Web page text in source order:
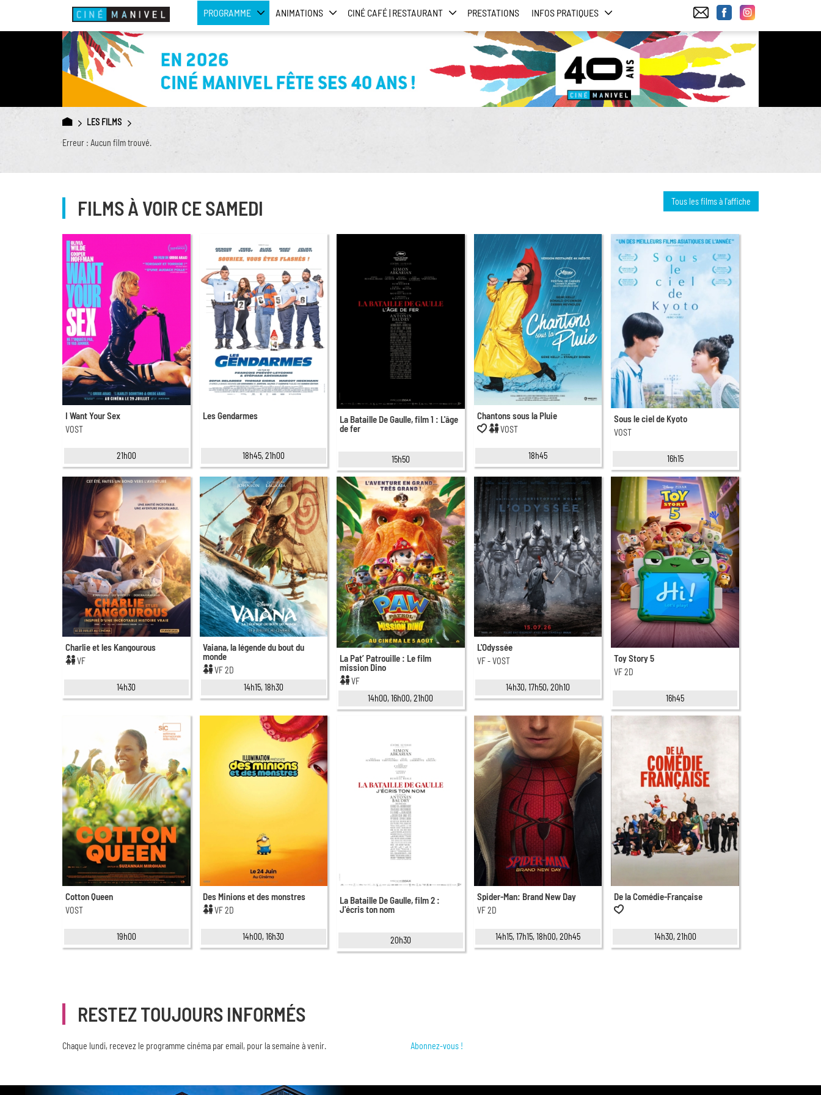
PROGRAMME ANIMATIONS CINÉ CAFÉ | RESTAURANT PRESTATIONS INFOS PRATIQUES
LES FILMS
Erreur : Aucun film trouvé.
Tous les films à l'affiche
FILMS À VOIR CE SAMEDI
I Want Your Sex
VOST
21h00
Les Gendarmes
18h45, 21h00
La Bataille De Gaulle, film 1 : L'âge
de fer
15h50
Chantons sous la Pluie
VOST
18h45
Sous le ciel de Kyoto
VOST
16h15
Charlie et les Kangourous
VF
14h30
Vaiana, la légende du bout du
monde
VF 2D
14h15, 18h30
La Pat’ Patrouille : Le film
mission Dino
VF
14h00, 16h00, 21h00
L'Odyssée
VF - VOST
14h30, 17h50, 20h10
Toy Story 5
VF 2D
16h45
Cotton Queen
VOST
19h00
Des Minions et des monstres
VF 2D
14h00, 16h30
La Bataille De Gaulle, film 2 :
J'écris ton nom
20h30
Spider-Man: Brand New Day
VF 2D
14h15, 17h15, 18h00, 20h45
De la Comédie-Française
14h30, 21h00
RESTEZ TOUJOURS INFORMÉS
Chaque lundi, recevez le programme cinéma par email, pour la semaine à venir. Abonnez-vous !